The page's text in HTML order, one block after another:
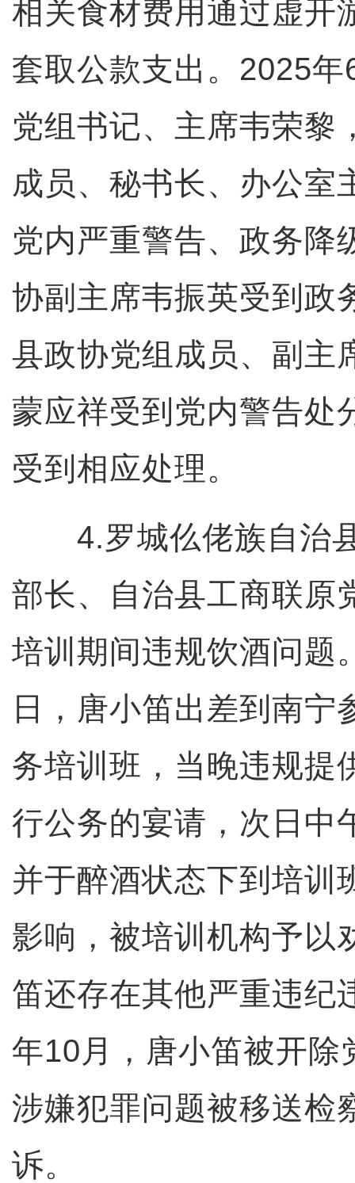
相关食材费用通过虚开
套取公款支出。2025
党组书记、主席韦荣黎
成员、秘书长、办公室
党内严重警告、政务降
协副主席韦振英受到政
县政协党组成员、副主
蒙应祥受到党内警告处
受到相应处理。
4.罗城仫佬族自治
部长、自治县工商联原
培训期间违规饮酒问题
日，唐小笛出差到南宁
务培训班，当晚违规提
行公务的宴请，次日中
并于醉酒状态下到培训
影响，被培训机构予以
笛还存在其他严重违纪
年10月，唐小笛被开除
涉嫌犯罪问题被移送检
诉。